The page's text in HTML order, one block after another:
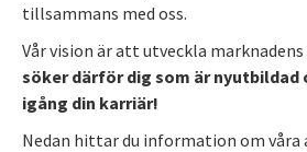
tillsammans med oss.
Vår vision är att utveckla
söker därför dig som är nyutbildad
igång din karriär!
Nedan hittar du information om våra